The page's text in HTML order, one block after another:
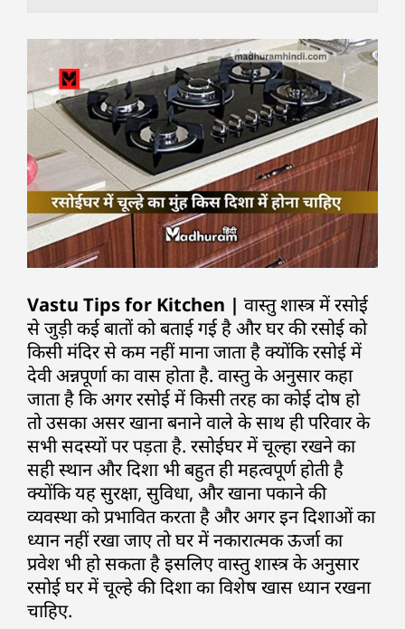
Vastu Tips for Kitchen | वास्तु शास्त्र में रसोई
से जुड़ी कई बातों को बताई गई है और घर की रसोई को
किसी मंदिर से कम नहीं माना जाता है क्योंकि रसोई में
देवी अन्नपूर्णा का वास होता है. वास्तु के अनुसार कहा
जाता है कि अगर रसोई में किसी तरह का कोई दोष हो
तो उसका असर खाना बनाने वाले के साथ ही परिवार के
सभी सदस्यों पर पड़ता है. रसोईघर में चूल्हा रखने का
सही स्थान और दिशा भी बहुत ही महत्वपूर्ण होती है
क्योंकि यह सुरक्षा, सुविधा, और खाना पकाने की
व्यवस्था को प्रभावित करता है और अगर इन दिशाओं का
ध्यान नहीं रखा जाए तो घर में नकारात्मक ऊर्जा का
प्रवेश भी हो सकता है इसलिए वास्तु शास्त्र के अनुसार
रसोई घर में चूल्हे की दिशा का विशेष खास ध्यान रखना
चाहिए.